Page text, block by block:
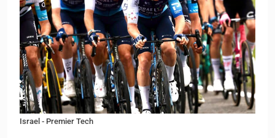
Israel - Premier Tech